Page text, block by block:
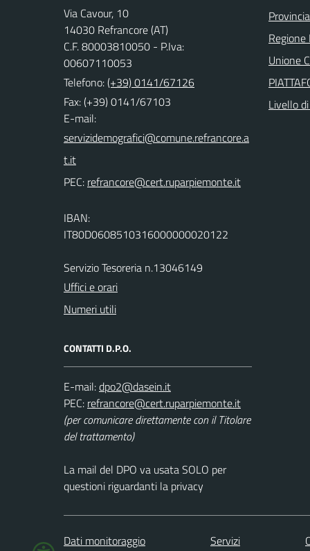
Via Cavour, 10
14030 Refrancore (AT)
C.F. 80003810050 - P.Iva:
00607110053
Telefono:(+39) 0141/67126
Fax: (+39) 0141/67103
E-mail:
PEC:
IBAN:
IT80D0608510316000000020122
Servizio Tesoreria n.13046149
Uffici e orari
Numeri utili
CONTATTI D.P.O.
E-mail:
PEC:
(per comunicare direttamente con il Titolare
del trattamento)
La mail del DPO va usata SOLO per
questioni riguardanti la privacy
Unione
Livello
Dati monitoraggio Servizi